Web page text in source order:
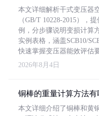
本文详细解析干式变压器
（GB/T 10228-2015），
例，分步骤说明变损计算
实例表格，涵盖SCB10/
快速掌握变压器能效评估
2026年8月4日
铜棒的重量计算方法有
本文详细介绍了铜棒和黄